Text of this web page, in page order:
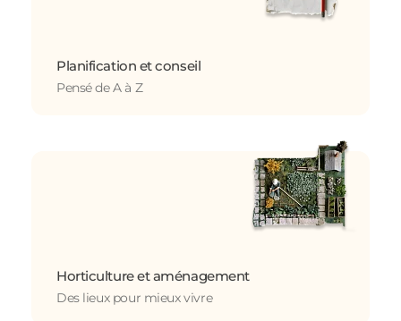
Planification et conseil
Pensé de A à Z
Horticulture et aménagement
Des lieux pour mieux vivre